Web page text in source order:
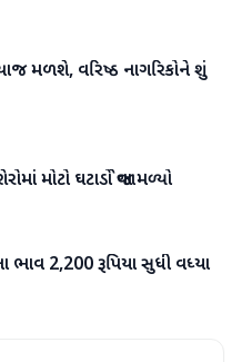
મળશે, વરિષ્ઠ નાગરિકોને શું
મોટો ઘટાડો જોવા મળ્યો
ભાવ 2,200 રૂપિયા સુધી વધ્યા